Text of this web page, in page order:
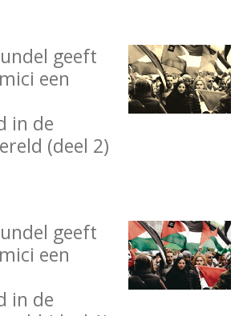
geeft
een
in de
(deel 2)
geeft
een
in de